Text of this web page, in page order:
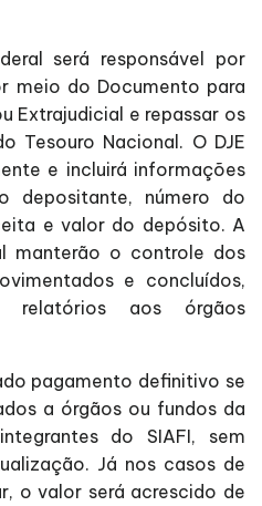
será responsável por
meio do Documento para
Extrajudicial e repassar os
Tesouro Nacional. O DJE
e incluirá informações
depositante, número do
e valor do depósito. A
manterão o controle dos
e concluídos,
relatórios aos órgãos
pagamento definitivo se
a órgãos ou fundos da
do SIAFI, sem
Já nos casos de
o valor será acrescido de